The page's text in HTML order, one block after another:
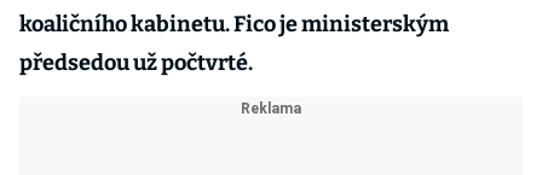
koaličního kabinetu. Fico je ministerským
předsedou už počtvrté.